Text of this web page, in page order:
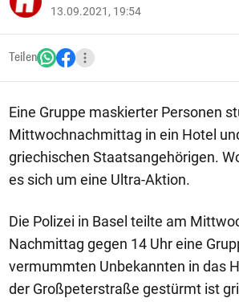
13.09.2021, 19:54
Teilen
Eine Gruppe maskierter Personen
Mittwochnachmittag in ein Hotel
griechischen Staatsangehörigen.
es sich um eine Ultra-Aktion.
Die Polizei in Basel teilte am
Nachmittag gegen 14 Uhr eine
vermummten Unbekannten in das
der Großpeterstraße gestürmt ist